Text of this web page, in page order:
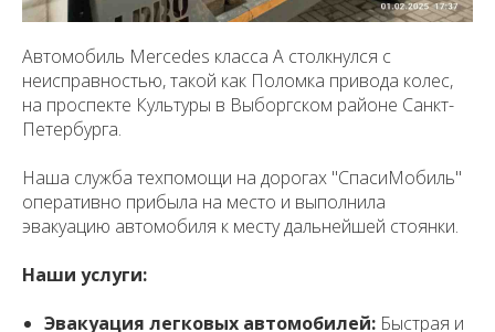
Автомобиль Mercedes класса А столкнулся с
неисправностью, такой как Поломка привода колес,
на проспекте Культуры в Выборгском районе Санкт-
Петербурга.
Наша служба техпомощи на дорогах "СпасиМобиль"
оперативно прибыла на место и выполнила
эвакуацию автомобиля к месту дальнейшей стоянки.
Наши услуги:
Эвакуация легковых автомобилей: Быстрая и